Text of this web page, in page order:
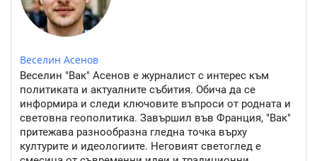
Веселин Асенов
Веселин "Вак" Асенов е журналист с интерес към
политиката и актуалните събития. Обича да се
информира и следи ключовите въпроси от родната и
световна геополитика. Завършил във Франция, "Вак"
притежава разнообразна гледна точка върху
културите и идеологиите. Неговият светоглед е